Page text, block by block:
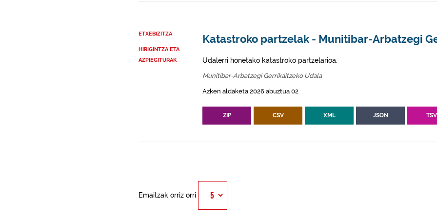
ETXEBIZITZA
HIRIGINTZA ETA
AZPIEGITURAK
Katastroko partzelak - Munitibar-Arbatzegi
Udalerri honetako katastroko partzelarioa.
Munitibar-Arbatzegi Gerrikaitzeko Udala
Azken aldaketa 2026 abuztua 02
ZIP CSV XML JSON TSV
Emaitzak orriz orri